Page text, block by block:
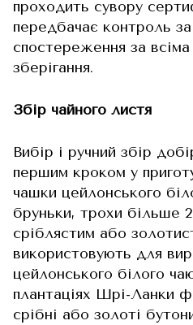
проходить сувору
передбачає контроль за
спостереження за
зберігання.
Збір чайного листя
Вибір і ручний збір
першим кроком у
чашки цейлонського
бруньки, трохи більше
сріблястим або
використовують для
цейлонського білого
плантаціях Шрі-Ланки
срібні або золоті